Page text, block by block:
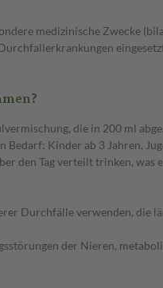
medizinische Zwecke
die in 200 ml
Kinder ab 3 Jahren,
den Tag verteilt trinken, was
Durchfälle verwenden, die
der Nieren,